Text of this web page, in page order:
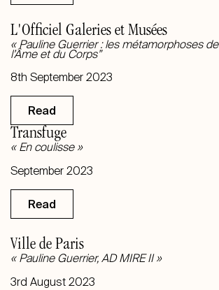
L'Officiel Galeries et Musées
« Pauline Guerrier : les métamorphoses de
l’Âme et du Corps”
8th September 2023
Read
Transfuge
«En coulisse»
September2023
Read
Ville de Paris
«Pauline Guerrier, AD MIRE II »
3rd August 2023